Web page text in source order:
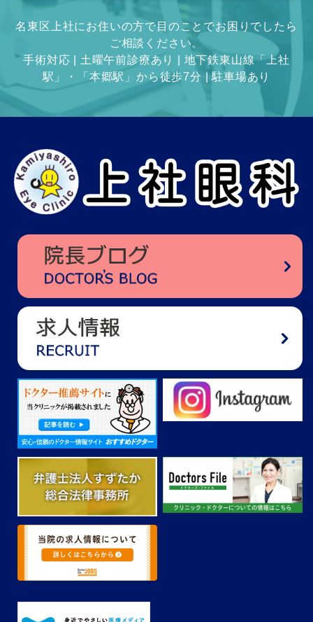
名東区上社にお住いの方で目のことでお困りでしたら
ご相談ください。
手術対応 | 土曜午前診療あり | 地下鉄東山線「上社
駅」・「本郷駅」から徒歩7分 | 駐車場あり